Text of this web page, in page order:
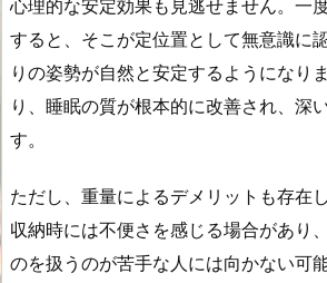
心理的な安定効果も見逃せません。一
すると、そこが定位置として無意識に
りの姿勢が自然と安定するようになり
り、睡眠の質が根本的に改善され、深
す。
ただし、重量によるデメリットも存在
収納時には不便さを感じる場合があり
のを扱うのが苦手な人には向かない可